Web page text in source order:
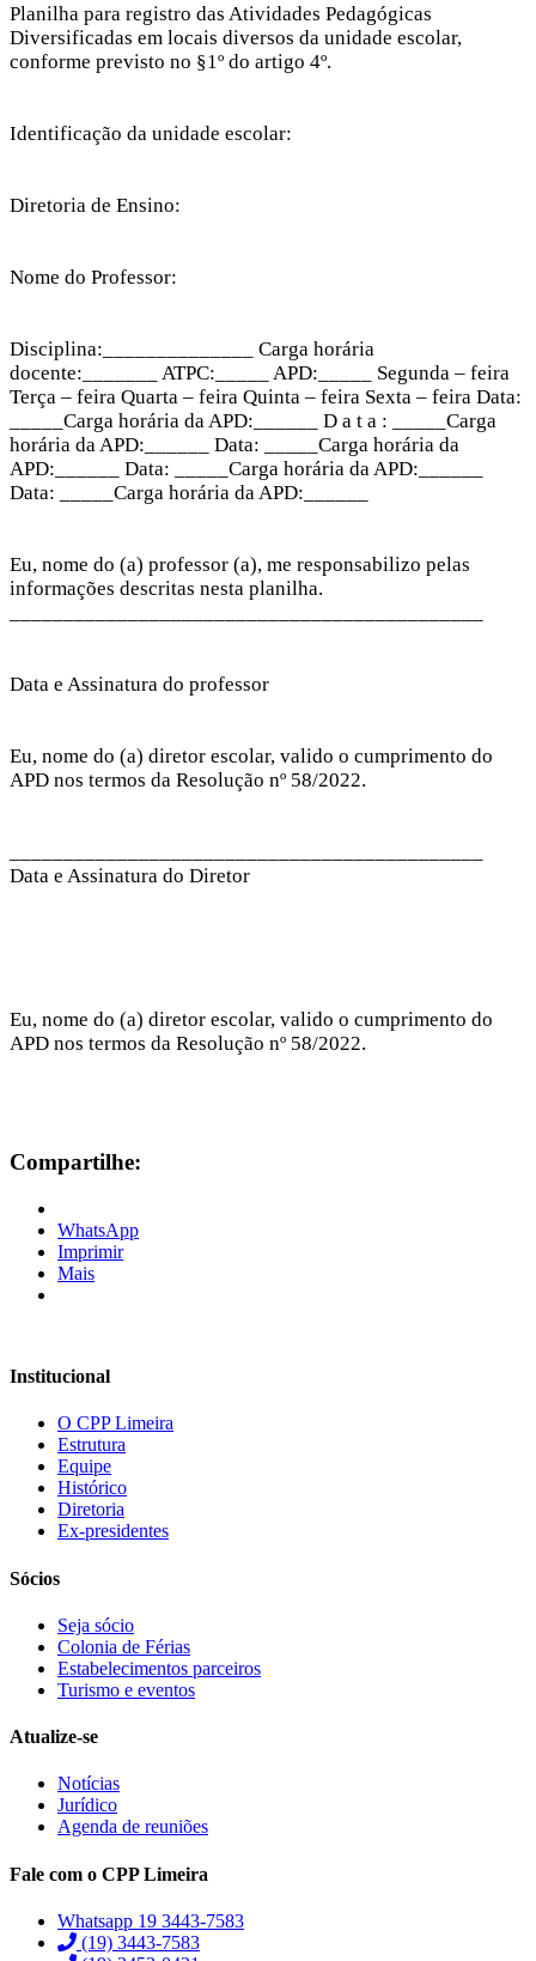
Planilha para registro das Atividades Pedagógicas
Diversificadas em locais diversos da unidade escolar,
conforme previsto no §1º do artigo 4º.
Identificação da unidade escolar:
Diretoria de Ensino:
Nome do Professor:
Disciplina:______________ Carga horária
docente:_______ ATPC:_____ APD:_____ Segunda – feira
Terça – feira Quarta – feira Quinta – feira Sexta – feira Data:
_____Carga horária da APD:______ D a t a : _____Carga
horária da APD:______ Data: _____Carga horária da
APD:______ Data: _____Carga horária da APD:______
Data: _____Carga horária da APD:______
Eu, nome do (a) professor (a), me responsabilizo pelas
informações descritas nesta planilha.
Data e Assinatura do professor
Eu, nome do (a) diretor escolar, valido o cumprimento do
APD nos termos da Resolução nº 58/2022.
Data e Assinatura do Diretor
Eu, nome do (a) diretor escolar, valido o cumprimento do
APD nos termos da Resolução nº 58/2022.
Compartilhe:
WhatsApp
Imprimir
Mais
Institucional
O CPP Limeira
Estrutura
Equipe
Histórico
Diretoria
Ex-presidentes
Sócios
Seja sócio
Colonia de Férias
Estabelecimentos parceiros
Turismo e eventos
Atualize-se
Notícias
Jurídico
Agenda de reuniões
Fale com o CPP Limeira
Whatsapp 19 3443-7583
(19) 3443-7583